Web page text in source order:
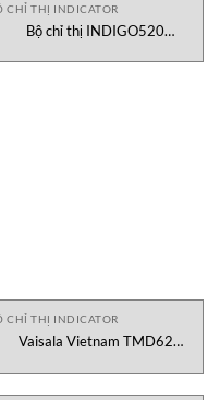
CHỈ THỊ INDICATOR
Bộ chỉ thị INDIGO520
CHỈ THỊ INDICATOR
Vaisala Vietnam TMD62